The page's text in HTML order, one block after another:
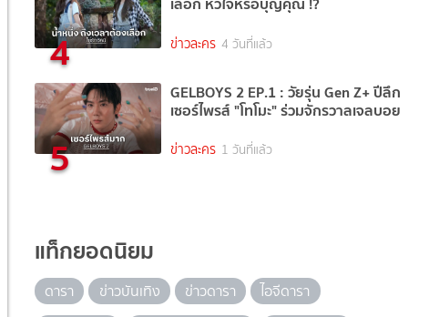
4 ข่าวละคร 4 วันที่แล้ว
5
GELBOYS 2 EP.1 : วัยรุ่น Gen Z+ ปีลึก
เซอร์ไพรส์ "โทโมะ" ร่วมจักรวาลเจลบอย
ข่าวละคร 1 วันที่แล้ว
แท็กยอดนิยม
ดารา ข่าวบันเทิง ข่าวดารา
ไอจีดารา